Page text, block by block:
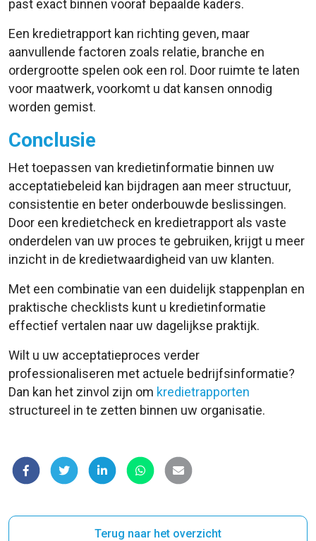
past exact binnen vooraf bepaalde kaders.
Een kredietrapport kan richting geven, maar
aanvullende factoren zoals relatie, branche en
ordergrootte spelen ook een rol. Door ruimte te laten
voor maatwerk, voorkomt u dat kansen onnodig
worden gemist.
Conclusie
Het toepassen van kredietinformatie binnen uw
acceptatiebeleid kan bijdragen aan meer structuur,
consistentie en beter onderbouwde beslissingen.
Door een kredietcheck en kredietrapport als vaste
onderdelen van uw proces te gebruiken, krijgt u meer
inzicht in de kredietwaardigheid van uw klanten.
Met een combinatie van een duidelijk stappenplan en
praktische checklists kunt u kredietinformatie
effectief vertalen naar uw dagelijkse praktijk.
Wilt u uw acceptatieproces verder
professionaliseren met actuele bedrijfsinformatie?
Dan kan het zinvol zijn om kredietrapporten
structureel in te zetten binnen uw organisatie.
Terug naar het overzicht